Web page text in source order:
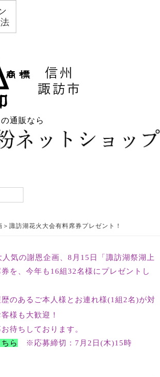
通販なら
＞諏訪湖花火大会有料席券プレゼント！
気の謝恩企画、8月15日「諏訪湖祭湖上
を、今年も16組32名様にプレゼントし
のあるご本人様とお連れ様(1組2名)が対
様も大歓迎！
待ちしております。
ら
※応募締切：7月2日(木)15時